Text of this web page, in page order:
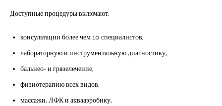
Доступные процедуры включают:
консультации более чем 10 специалистов,
лабораторную и инструментальную диагностику,
бальнео- и грязелечение,
физиотерапию всех видов,
массажи, ЛФК и аквааэробику,